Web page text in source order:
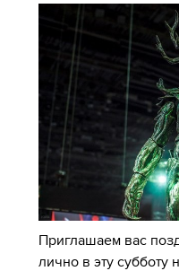
Приглашаем вас
лично в эту субботу